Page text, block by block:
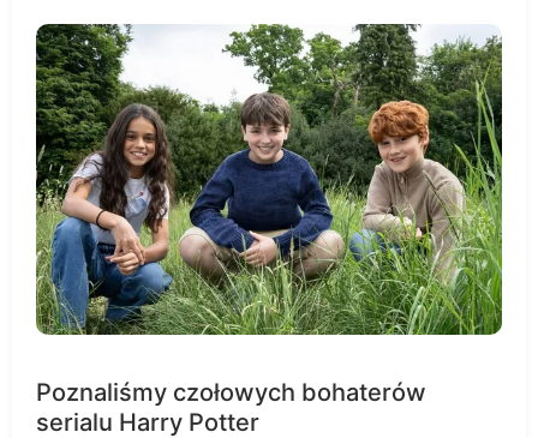
Poznaliśmy czołowych bohaterów
serialu Harry Potter